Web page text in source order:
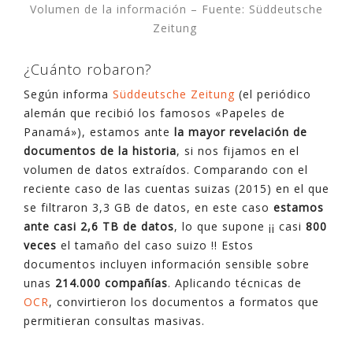
Volumen de la información – Fuente: Süddeutsche
Zeitung
¿Cuánto robaron?
Según informa Süddeutsche Zeitung (el periódico
alemán que recibió los famosos «Papeles de
Panamá»), estamos ante la mayor revelación de
documentos de la historia, si nos fijamos en el
volumen de datos extraídos. Comparando con el
reciente caso de las cuentas suizas (2015) en el que
se filtraron 3,3 GB de datos, en este caso estamos
ante casi 2,6 TB de datos, lo que supone ¡¡ casi 800
veces el tamaño del caso suizo !! Estos
documentos incluyen información sensible sobre
unas 214.000 compañías. Aplicando técnicas de
OCR, convirtieron los documentos a formatos que
permitieran consultas masivas.